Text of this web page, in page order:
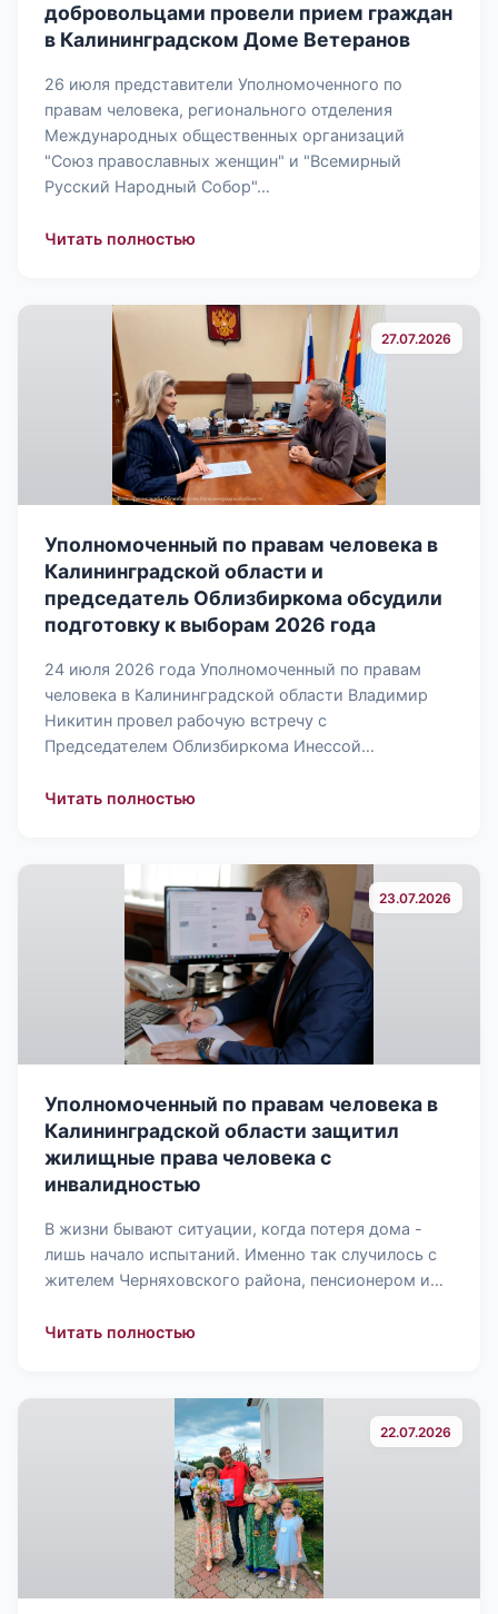
добровольцами провели прием граждан
в Калининградском Доме Ветеранов
26 июля представители Уполномоченного по
правам человека, регионального отделения
Международных общественных организаций
"Союз православных женщин" и "Всемирный
Русский Народный Собор"…
Читать полностью: Представители Уполномоченного
27.07.2026
Уполномоченный по правам человека в
Калининградской области и
председатель Облизбиркома обсудили
подготовку к выборам 2026 года
24 июля 2026 года Уполномоченный по правам
человека в Калининградской области Владимир
Никитин провел рабочую встречу с
Председателем Облизбиркома Инессой…
Читать полностью: Уполномоченный по правам
23.07.2026
Уполномоченный по правам человека в
Калининградской области защитил
жилищные права человека с
инвалидностью
В жизни бывают ситуации, когда потеря дома -
лишь начало испытаний. Именно так случилось с
жителем Черняховского района, пенсионером и…
Читать полностью: Уполномоченный по правам
22.07.2026